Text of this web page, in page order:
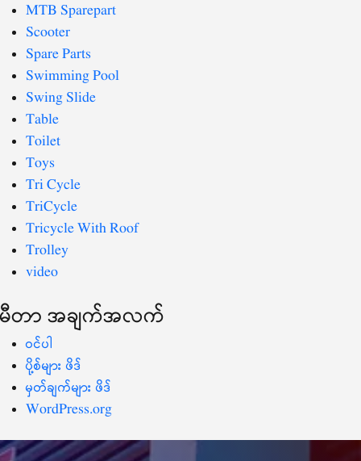
MTB Sparepart
Scooter
Spare Parts
Swimming Pool
Swing Slide
Table
Toilet
Toys
Tri Cycle
TriCycle
Tricycle With Roof
Trolley
video
မီတာ အချက်အလက်
ဝင်ပါ
ပို့စ်များ ဖိဒ်
မှတ်ချက်များ ဖိဒ်
WordPress.org